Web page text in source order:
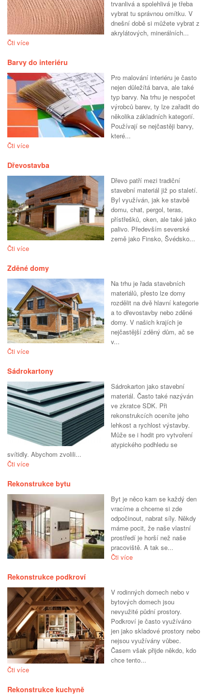
trvanlivá a spolehlivá je třeba
vybrat tu správnou omítku. V
dnešní době si můžete vybrat z
akrylátových, minerálních...
Čti více
Barvy do interiéru
Pro malování interiéru je často
nejen důležítá barva, ale také
typ barvy. Na trhu je nespočet
výrobců barev, ty lze zařadit do
několika základních kategorií.
Používají se nejčastěji barvy,
které...
Čti více
Dřevostavba
Dřevo patří mezi tradiční
stavební materiál již po staletí.
Byl využíván, jak ke stavbě
domu, chat, pergol, teras,
přístřešků, oken, ale také jako
palivo. Především severské
země jako Finsko, Švédsko...
Čti více
Zděné domy
Na trhu je řada stavebních
materiálů, přesto lze domy
rozdělit na dvě hlavní kategorie
a to dřevostavby nebo zděné
domy. V našich krajích je
nejčastější zděný dům, ač se
v...
Čti více
Sádrokartony
Sádrokarton jako stavební
materiál. Často také nazýván
ve zkratce SDK. Při
rekonstrukcích oceníte jeho
lehkost a rychlost výstavby.
Může se i hodit pro vytvoření
atypického podhledu se
svítidly. Abychom zvolili...
Čti více
Rekonstrukce bytu
Byt je něco kam se každý den
vracíme a chceme si zde
odpočinout, nabrat síly. Někdy
máme pocit, že naše vlastní
prostředí je horší než naše
pracoviště. A tak se...
Čti více
Rekonstrukce podkroví
V rodinných domech nebo v
bytových domech jsou
nevyužité půdní prostory.
Podkroví je často využíváno
jen jako skladové prostory nebo
nejsou využívány vůbec.
Časem však přijde někdo, kdo
chce tento...
Čti více
Rekonstrukce kuchyně